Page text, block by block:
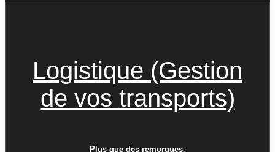
Logistique (Gestion
de vos transports)
Plus que des remorques.